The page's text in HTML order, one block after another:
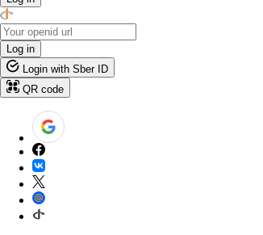
Log in
Login with Sber ID
QR code